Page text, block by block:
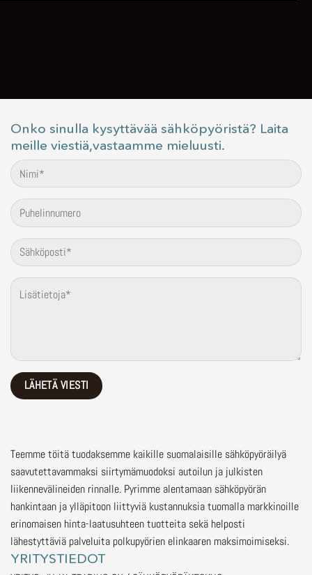
Onko sinulla kysyttävää sähköpyöristä? Laita
meille viestiä,vastaamme mieluusti.
Teemme töitä tuodaksemme kaikille suomalaisille sähköpyöräilyä
saavutettavammaksi siirtymämuodoksi autoilun ja julkisten
liikennevälineiden rinnalle. Pyrimme alentamaan sähköpyörän
hankintaan ja ylläpitoon liittyviä kustannuksia tuomalla markkinoille
erinomaisen hinta-laatusuhteen tuotteita sekä helposti
lähestyttäviä palveluita polkupyörien elinkaaren maksimoimiseksi.
YRITYSTIEDOT